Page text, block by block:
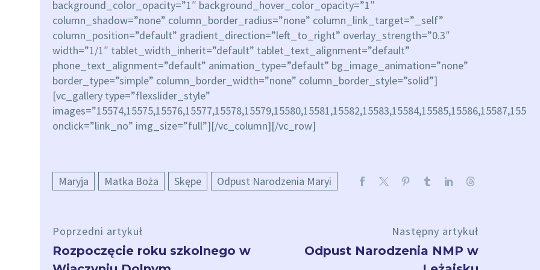
background_color_opacity=”1″ background_hover_color_opacity=”1″
column_shadow=”none” column_border_radius=”none” column_link_target=”_self”
column_position=”default” gradient_direction=”left_to_right” overlay_strength=”0.3″
width=”1/1″ tablet_width_inherit=”default” tablet_text_alignment=”default”
phone_text_alignment=”default” animation_type=”default” bg_image_animation=”none”
border_type=”simple” column_border_width=”none” column_border_style=”solid”]
[vc_gallery type=”flexslider_style”
onclick=”link_no” img_size=”full”][/vc_column][/vc_row]
Maryja Matka Boża Skępe Odpust Narodzenia Maryi
Poprzedni artykuł
Rozpoczęcie roku szkolnego w
Następny artykuł
Odpust Narodzenia NMP w